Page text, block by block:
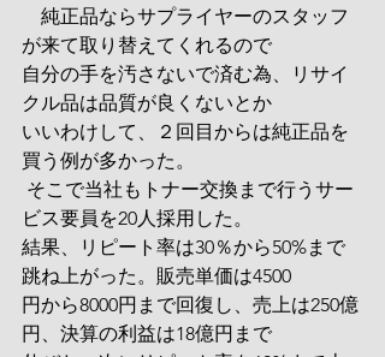
純正品ならサプライヤーのスタッフ
が来て取り替えてくれるので
自分の手を汚さないで済む為、リサイ
クル品は品質が良くないとか
いいわけして、２回目からは純正品を
買う例が多かった。
ビス要員を20人採用した。
結果、リピート率は30％から50%まで
跳ね上がった。販売単価は4500
円から8000円まで回復し、売上は250億
円、決算の利益は18億円まで